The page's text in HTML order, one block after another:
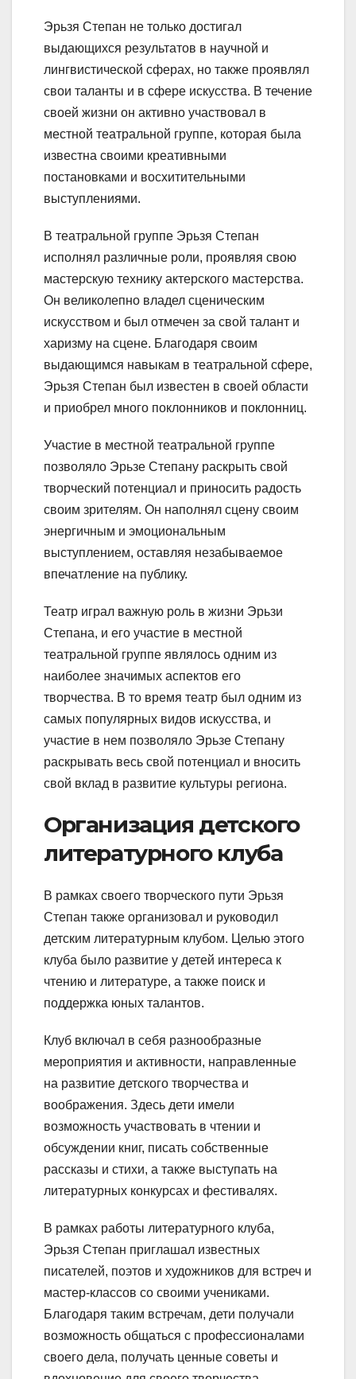
Эрьзя Степан не только достигал
выдающихся результатов в научной и
лингвистической сферах, но также проявлял
свои таланты и в сфере искусства. В течение
своей жизни он активно участвовал в
местной театральной группе, которая была
известна своими креативными
постановками и восхитительными
выступлениями.
В театральной группе Эрьзя Степан
исполнял различные роли, проявляя свою
мастерскую технику актерского мастерства.
Он великолепно владел сценическим
искусством и был отмечен за свой талант и
харизму на сцене. Благодаря своим
выдающимся навыкам в театральной сфере,
Эрьзя Степан был известен в своей области
и приобрел много поклонников и поклонниц.
Участие в местной театральной группе
позволяло Эрьзе Степану раскрыть свой
творческий потенциал и приносить радость
своим зрителям. Он наполнял сцену своим
энергичным и эмоциональным
выступлением, оставляя незабываемое
впечатление на публику.
Театр играл важную роль в жизни Эрьзи
Степана, и его участие в местной
театральной группе являлось одним из
наиболее значимых аспектов его
творчества. В то время театр был одним из
самых популярных видов искусства, и
участие в нем позволяло Эрьзе Степану
раскрывать весь свой потенциал и вносить
свой вклад в развитие культуры региона.
Организация детского
литературного клуба
В рамках своего творческого пути Эрьзя
Степан также организовал и руководил
детским литературным клубом. Целью этого
клуба было развитие у детей интереса к
чтению и литературе, а также поиск и
поддержка юных талантов.
Клуб включал в себя разнообразные
мероприятия и активности, направленные
на развитие детского творчества и
воображения. Здесь дети имели
возможность участвовать в чтении и
обсуждении книг, писать собственные
рассказы и стихи, а также выступать на
литературных конкурсах и фестивалях.
В рамках работы литературного клуба,
Эрьзя Степан приглашал известных
писателей, поэтов и художников для встреч и
мастер-классов со своими учениками.
Благодаря таким встречам, дети получали
возможность общаться с профессионалами
своего дела, получать ценные советы и